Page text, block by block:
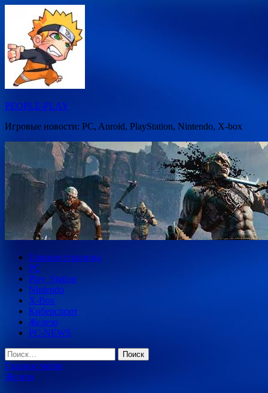
содержимому
PEOPLE-PLAY
Игровые новости: PC, Anroid, PlayStation, Nintendo, X-box
Главная страница
PC
Play_Station
Nintendo
X-Box
Киберспорт
Железо
PC-NEWS
Найти:
Главное меню
Железо